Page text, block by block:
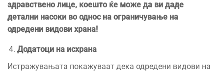
здравствено лице, коешто ќе може да ви даде
детални насоки во однос на ограничување на
одредени видови храна!
Додатоци на исхрана
Истражувањата покажуваат дека одредени видови на